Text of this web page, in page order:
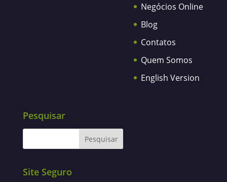
Negócios Online
Blog
Contatos
Quem Somos
English Version
Pesquisar
Site Seguro